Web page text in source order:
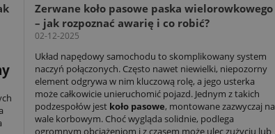
Zerwane koło pasowe paska wielorowkowego
– jak rozpoznać awarię i co robić?
02-12-2025
Układ napędowy samochodu to skomplikowany system
naczyń połączonych. Często nawet niewielki, niepozorny
element odgrywa w nim kluczową rolę, a jego usterka
może całkowicie unieruchomić pojazd. Jednym z takich
podzespołów jest koło pasowe, montowane zazwyczaj na
wale korbowym. Choć wygląda solidnie, podlega
ogromnym obciążeniom i z czasem może ulec zużyciu lub